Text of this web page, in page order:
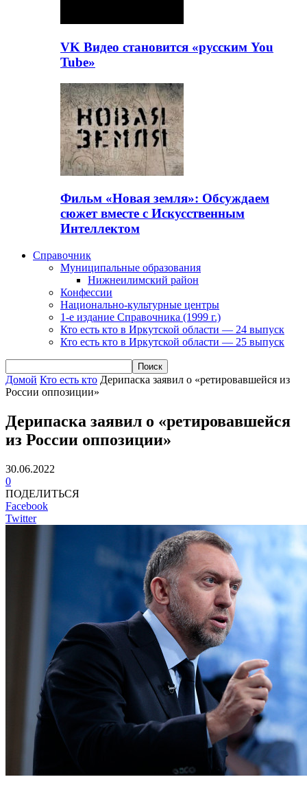
VK Видео становится «русским You
Tube»
Фильм «Новая земля»: Обсуждаем
сюжет вместе с Искусственным
Интеллектом
Справочник
Муниципальные образования
Нижнеилимский район
Конфессии
Национально-культурные центры
1-е издание Справочника (1999 г.)
Кто есть кто в Иркутской области — 24 выпуск
Кто есть кто в Иркутской области — 25 выпуск
Домой Кто есть кто Дерипаска заявил о «ретировавшейся из
России оппозиции»
Дерипаска заявил о «ретировавшейся
из России оппозиции»
30.06.2022
0
ПОДЕЛИТЬСЯ
Facebook
Twitter